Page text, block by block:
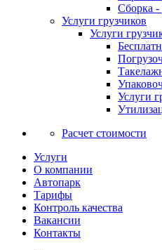
Сборка -
Услуги грузчиков
Услуги
Услуги
Расчет стоимости
Услуги
О компании
Автопарк
Тарифы
Контроль качества
Вакансии
Контакты